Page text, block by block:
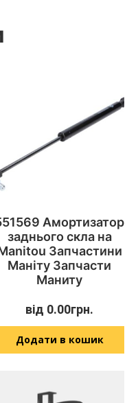
Амортизатор
заднього скла на
Запчастини
Маніту Запчасти
Маниту
від 0.00грн.
Додати в кошик